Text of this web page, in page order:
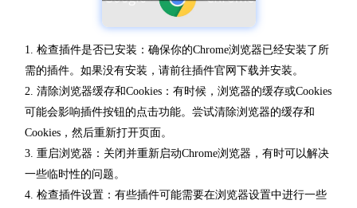
1. 检查插件是否已安装：确保你的Chrome浏览器已经安装了所
需的插件。如果没有安装，请前往插件官网下载并安装。
2. 清除浏览器缓存和Cookies：有时候，浏览器的缓存或Cookies
可能会影响插件按钮的点击功能。尝试清除浏览器的缓存和
Cookies，然后重新打开页面。
3. 重启浏览器：关闭并重新启动Chrome浏览器，有时可以解决
一些临时性的问题。
4. 检查插件设置：有些插件可能需要在浏览器设置中进行一些